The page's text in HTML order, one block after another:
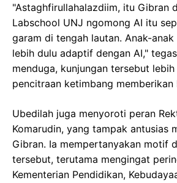
"Astaghfirullahalazdiim, itu Gibran
Labschool UNJ ngomong AI itu
garam di tengah lautan. Anak-
lebih dulu adaptif dengan AI,"
menduga, kunjungan tersebut
pencitraan ketimbang
Ubedilah juga menyoroti peran
Komarudin, yang tampak antusias
Gibran. Ia mempertanyakan motif
tersebut, terutama mengingat
Kementerian Pendidikan,